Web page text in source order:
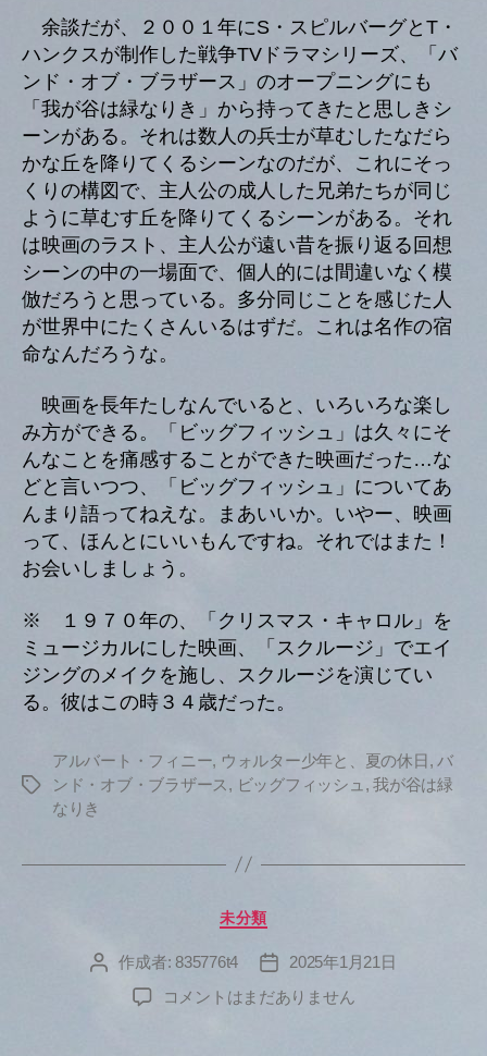
余談だが、２００１年にS・スピルバーグとT・
ハンクスが制作した戦争TVドラマシリーズ、「バ
ンド・オブ・ブラザース」のオープニングにも
「我が谷は緑なりき」から持ってきたと思しきシ
ーンがある。それは数人の兵士が草むしたなだら
かな丘を降りてくるシーンなのだが、これにそっ
くりの構図で、主人公の成人した兄弟たちが同じ
ように草むす丘を降りてくるシーンがある。それ
は映画のラスト、主人公が遠い昔を振り返る回想
シーンの中の一場面で、個人的には間違いなく模
倣だろうと思っている。多分同じことを感じた人
が世界中にたくさんいるはずだ。これは名作の宿
命なんだろうな。
映画を長年たしなんでいると、いろいろな楽し
み方ができる。「ビッグフィッシュ」は久々にそ
んなことを痛感することができた映画だった…な
どと言いつつ、「ビッグフィッシュ」についてあ
んまり語ってねえな。まあいいか。いやー、映画
って、ほんとにいいもんですね。それではまた！
お会いしましょう。
※ １９７０年の、「クリスマス・キャロル」を
ミュージカルにした映画、「スクルージ」でエイ
ジングのメイクを施し、スクルージを演じてい
る。彼はこの時３４歳だった。
タ
アルバート・フィニー, ウォルター少年と、夏の休日 ,バ
ンド・オブ・ブラザース , ビッグフィッシュ ,我が谷は緑
なりき
カ
ゴ
リ
ー
未分類
投
作成者: 835776t4
投
稿
日
2025年1月21日
へ
コメントはまだありません